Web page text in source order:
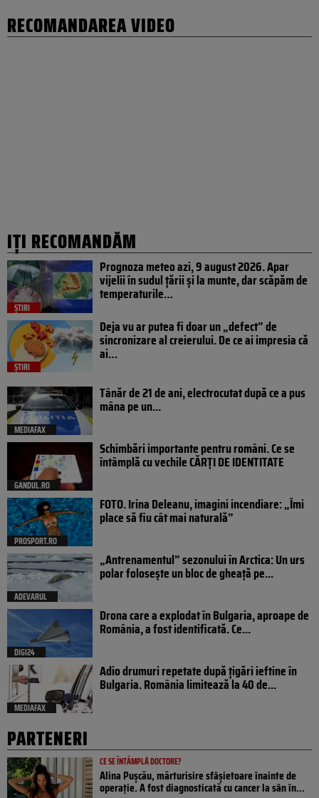
RECOMANDAREA VIDEO
IȚI RECOMANDĂM
ȘTIRI
Prognoza meteo azi, 9 august 2026. Apar
vijelii în sudul țării și la munte, dar scăpăm de
temperaturile…
ȘTIRI
Deja vu ar putea fi doar un „defect” de
sincronizare al creierului. De ce ai impresia că
ai…
MEDIAFAX
Tânăr de 21 de ani, electrocutat după ce a pus
mâna pe un...
GANDUL.RO
Schimbări importante pentru români. Ce se
întâmplă cu vechile CĂRȚI DE IDENTITATE
PROSPORT.RO
FOTO. Irina Deleanu, imagini incendiare: „Îmi
place să fiu cât mai naturală”
ADEVARUL
„Antrenamentul” sezonului în Arctica: Un urs
polar folosește un bloc de gheață pe...
DIGI24
Drona care a explodat în Bulgaria, aproape de
România, a fost identificată. Ce...
MEDIAFAX
Adio drumuri repetate după țigări ieftine în
Bulgaria. România limitează la 40 de...
PARTENERI
CE SE ÎNTÂMPLĂ DOCTORE?
Alina Pușcău, mărturisire sfâșietoare înainte de
operație. A fost diagnosticată cu cancer la sân în...